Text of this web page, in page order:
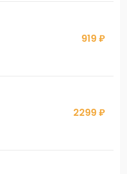
919 ₽
2299 ₽